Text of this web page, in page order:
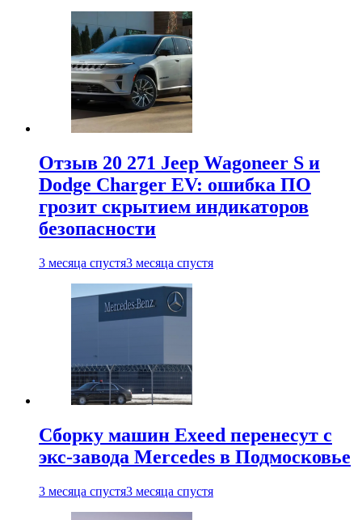
Отзыв 20 271 Jeep Wagoneer S и
Dodge Charger EV: ошибка ПО
грозит скрытием индикаторов
безопасности
3 месяца спустя3 месяца спустя
Сборку машин Exeed перенесут с
экс-завода Mercedes в Подмосковье
3 месяца спустя3 месяца спустя